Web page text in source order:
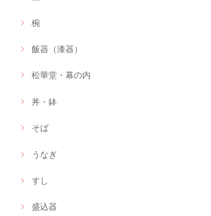
椀
飯器（漆器）
松華堂・幕の内
丼・鉢
そば
うなぎ
すし
盛込器